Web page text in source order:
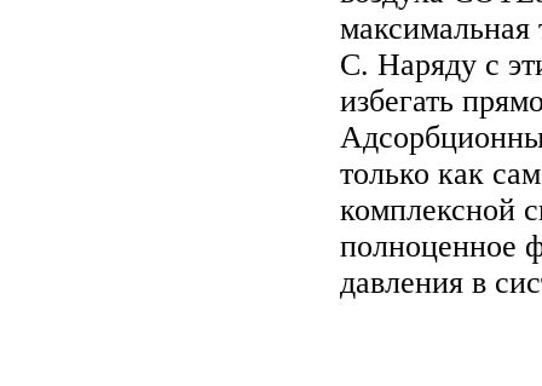
максимальная
С. Наряду с
избегать
только как
комплексной
полноценное
давления в